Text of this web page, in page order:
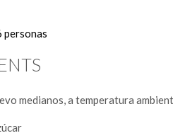
personas
medianos, a temperatura